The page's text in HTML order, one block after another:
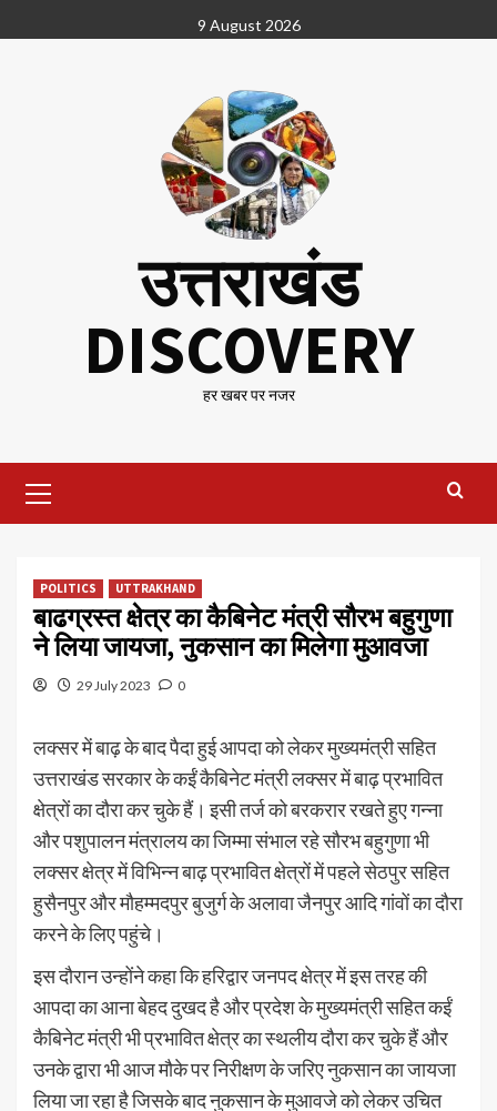
to
9 August 2026
उत्तराखंड
DISCOVERY
हर खबर पर नजर
Menu
POLITICS UTTRAKHAND
बाढग्रस्त क्षेत्र का कैबिनेट मंत्री सौरभ बहुगुणा
ने लिया जायजा, नुकसान का मिलेगा मुआवजा
29 July 2023 0
लक्सर में बाढ़ के बाद पैदा हुई आपदा को लेकर मुख्यमंत्री सहित
उत्तराखंड सरकार के कईं कैबिनेट मंत्री लक्सर में बाढ़ प्रभावित
क्षेत्रों का दौरा कर चुके हैं। इसी तर्ज को बरकरार रखते हुए गन्ना
और पशुपालन मंत्रालय का जिम्मा संभाल रहे सौरभ बहुगुणा भी
लक्सर क्षेत्र में विभिन्न बाढ़ प्रभावित क्षेत्रों में पहले सेठपुर सहित
हुसैनपुर और मौहम्मदपुर बुजुर्ग के अलावा जैनपुर आदि गांवों का दौरा
करने के लिए पहुंचे।
इस दौरान उन्होंने कहा कि हरिद्वार जनपद क्षेत्र में इस तरह की
आपदा का आना बेहद दुखद है और प्रदेश के मुख्यमंत्री सहित कईं
कैबिनेट मंत्री भी प्रभावित क्षेत्र का स्थलीय दौरा कर चुके हैं और
उनके द्वारा भी आज मौके पर निरीक्षण के जरिए नुकसान का जायजा
लिया जा रहा है जिसके बाद नुकसान के मुआवजे को लेकर उचित